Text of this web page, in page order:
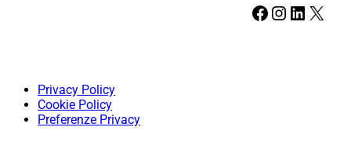
Facebook Instagram LinkedIn X
Privacy Policy
Cookie Policy
Preferenze Privacy